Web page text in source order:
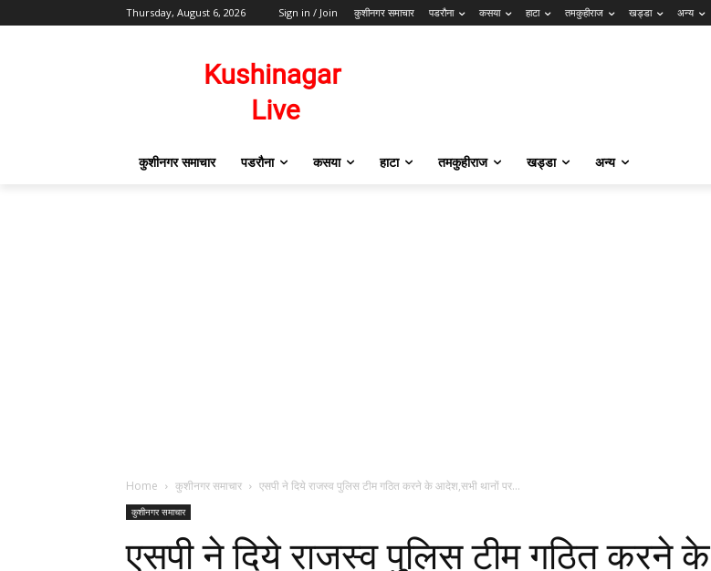
Thursday, August 6, 2026 Sign in / Join कुशीनगर समाचार पडरौना कसया हाटा तमकुहीराज खड्डा अन्य
कुशीनगर समाचार पडरौना कसया हाटा तमकुहीराज खड्डा अन्य
Home कुशीनगर समाचार एसपी ने दिये राजस्व पुलिस टीम गठित करने के आदेश,सभी थानों पर...
कुशीनगर समाचार
एसपी ने दिये राजस्व पुलिस टीम गठित करने के